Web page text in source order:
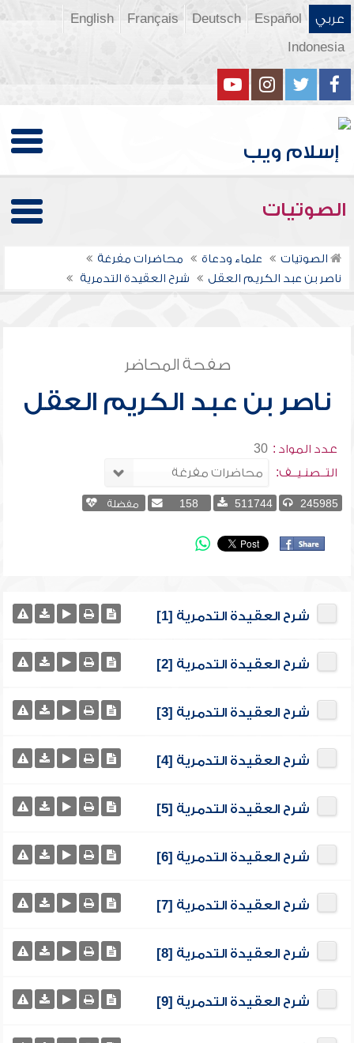
عربي Español
Deutsch
Français
English
Indonesia
الصوتيات
الصوتيات علماء ودعاة
محاضرات مفرغة
ناصر بن عبد الكريم العقل
شرح العقيدة التدمرية
صفحة المحاضر
ناصر بن عبد الكريم العقل
عدد المواد : 30
التــصنـيــف:
245985
511744
158 مفضلة
شرح العقيدة التدمرية [1]
شرح العقيدة التدمرية [2]
شرح العقيدة التدمرية [3]
شرح العقيدة التدمرية [4]
شرح العقيدة التدمرية [5]
شرح العقيدة التدمرية [6]
شرح العقيدة التدمرية [7]
شرح العقيدة التدمرية [8]
شرح العقيدة التدمرية [9]